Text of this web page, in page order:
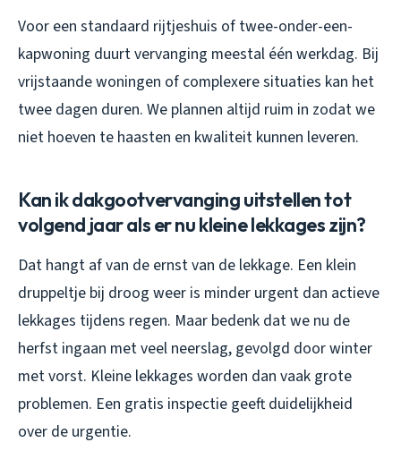
Voor een standaard rijtjeshuis of twee-onder-een-
kapwoning duurt vervanging meestal één werkdag. Bij
vrijstaande woningen of complexere situaties kan het
twee dagen duren. We plannen altijd ruim in zodat we
niet hoeven te haasten en kwaliteit kunnen leveren.
Kan ik dakgootvervanging uitstellen tot
volgend jaar als er nu kleine lekkages zijn?
Dat hangt af van de ernst van de lekkage. Een klein
druppeltje bij droog weer is minder urgent dan actieve
lekkages tijdens regen. Maar bedenk dat we nu de
herfst ingaan met veel neerslag, gevolgd door winter
met vorst. Kleine lekkages worden dan vaak grote
problemen. Een gratis inspectie geeft duidelijkheid
over de urgentie.